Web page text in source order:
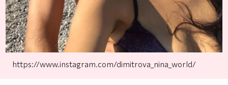
https://www.instagram.com/dimitrova_nina_world/